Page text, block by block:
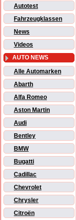
Autotest
Fahrzeugklassen
News
Videos
AUTO NEWS
Alle Automarken
Abarth
Alfa Romeo
Aston Martin
Audi
Bentley
BMW
Bugatti
Cadillac
Chevrolet
Chrysler
Citroën